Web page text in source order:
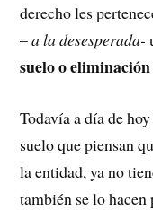
derecho les
–a la desesperada-
suelo o
Todavía a día de
suelo que piensan
la entidad, ya no
también se lo hacen